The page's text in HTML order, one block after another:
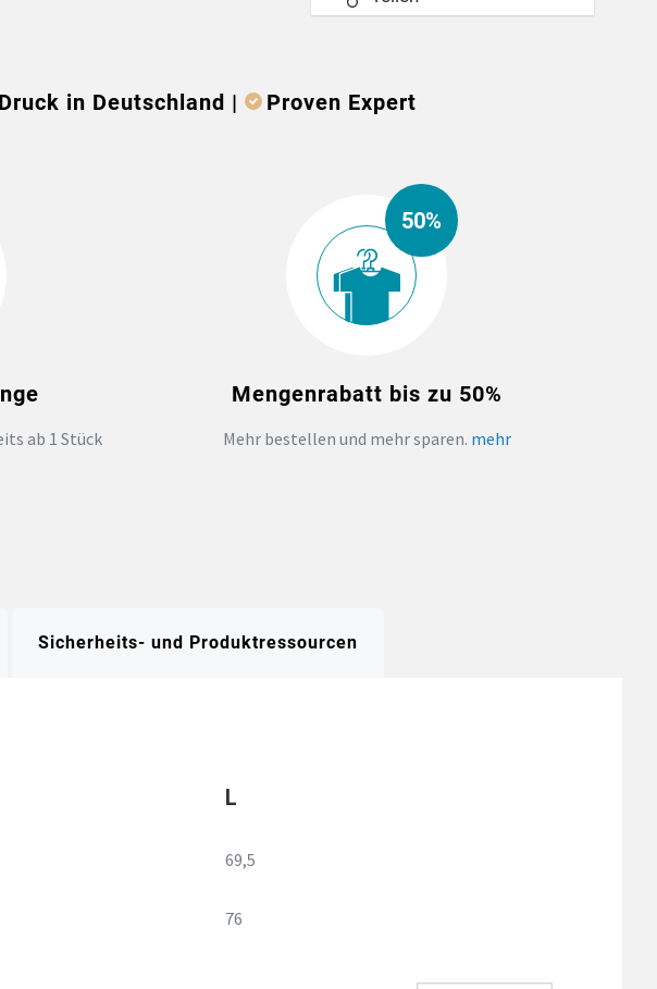
in Deutschland | Proven Expert
ab 1 Stück
50%
Mengenrabatt bis zu 50%
Mehr bestellen und mehr sparen. mehr
Sicherheits- und Produktressourcen
L
69,5
76